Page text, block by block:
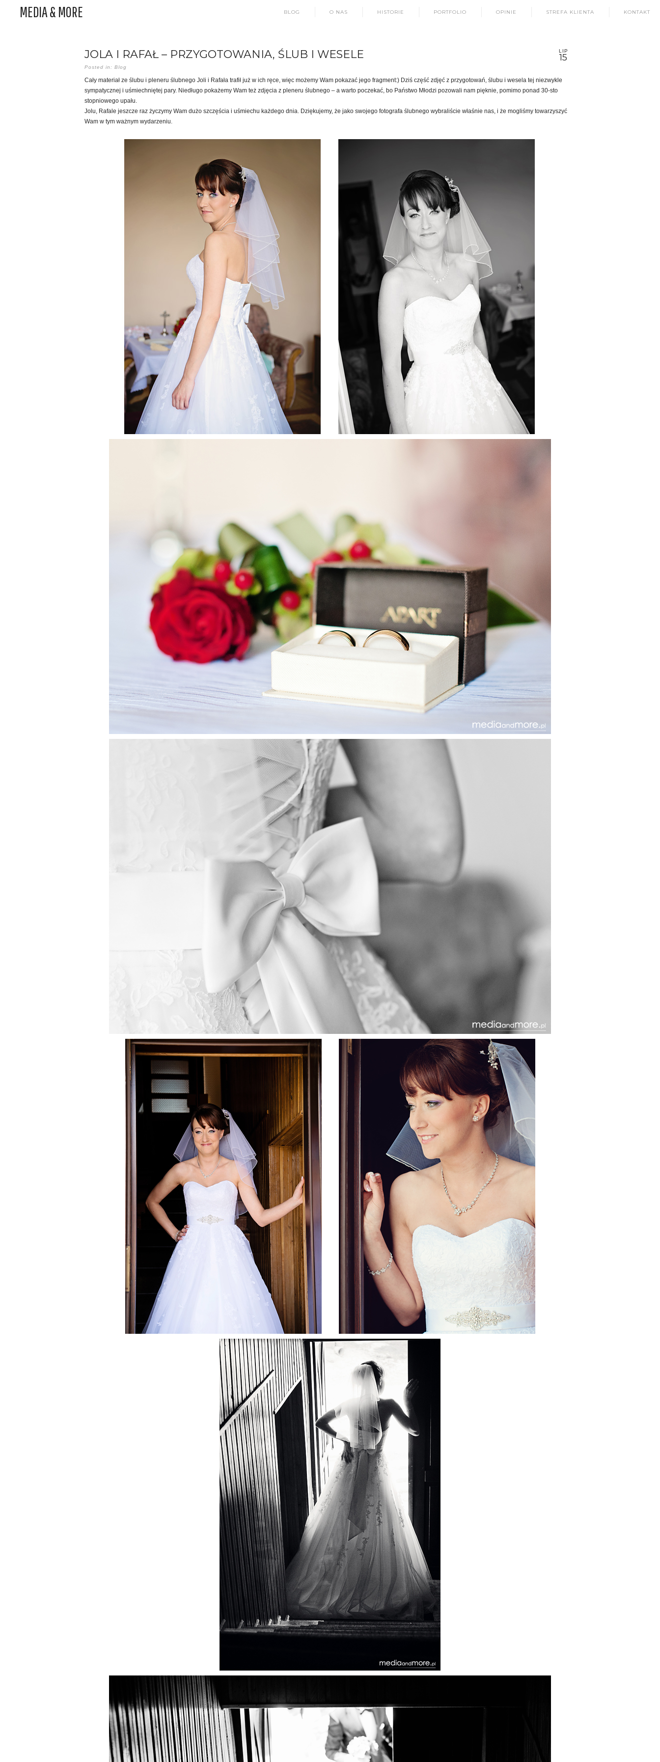
MEDIA & MORE KONTAKT
STREFA KLIENTA
OPINIE
PORTFOLIO
HISTORIE
O NAS
BLOG
LIP
15
JOLA I RAFAŁ – PRZYGOTOWANIA, ŚLUB I WESELE
Posted in: Blog
Cały materiał ze ślubu i pleneru ślubnego Joli i Rafała trafił już w ich ręce, więc możemy Wam pokazać jego fragment:) Dziś część zdjęć z przygotowań, ślubu i wesela tej niezwykle
sympatycznej i uśmiechniętej pary. Niedługo pokażemy Wam też zdjęcia z pleneru ślubnego – a warto poczekać, bo Państwo Młodzi pozowali nam pięknie, pomimo ponad 30-sto
stopniowego upału.
Jolu, Rafale jeszcze raz życzymy Wam dużo szczęścia i uśmiechu każdego dnia. Dziękujemy, że jako swojego fotografa ślubnego wybraliście właśnie nas, i że mogliśmy towarzyszyć
Wam w tym ważnym wydarzeniu.